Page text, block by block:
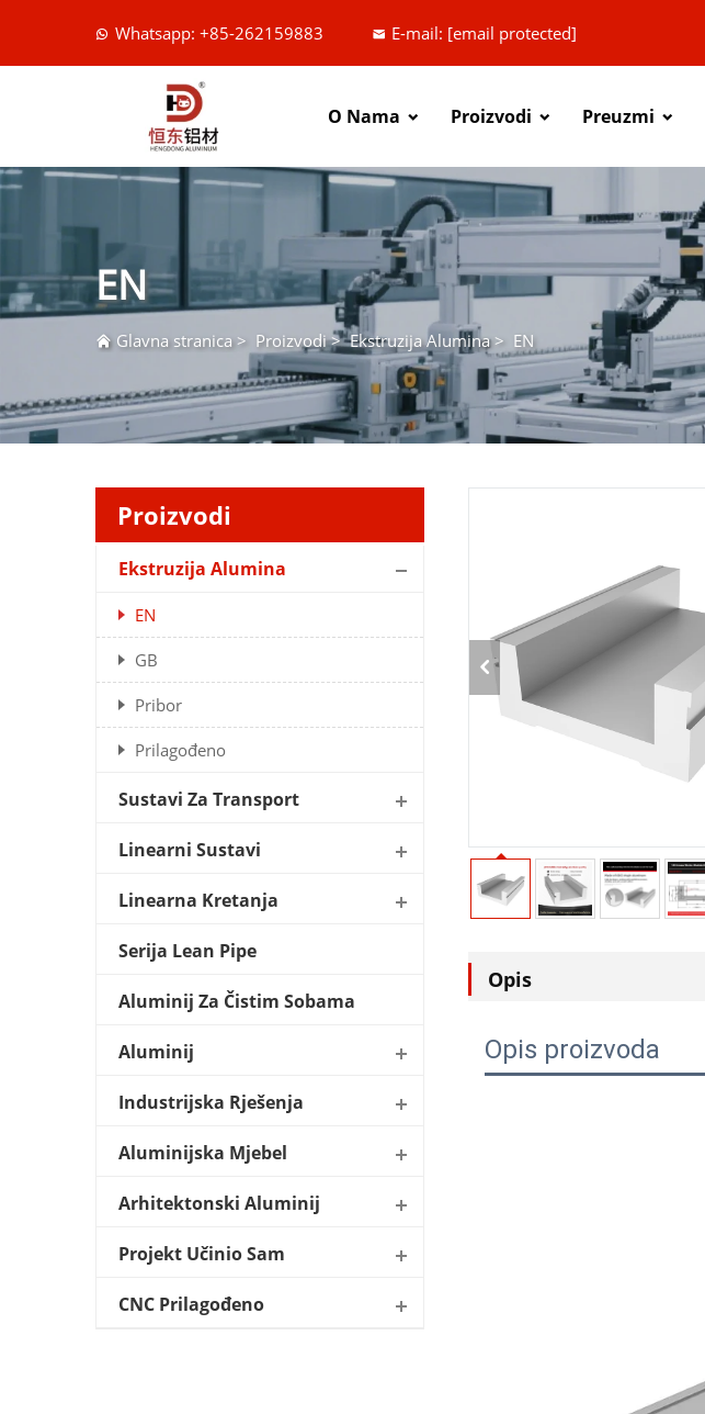
Whatsapp: +85-262159883 E-mail: [email protected]
O Nama Proizvodi Preuzmi
EN
Glavna stranica> Proizvodi>Ekstruzija Alumina> EN
Proizvodi
Ekstruzija Alumina
EN
GB
Pribor
Prilagođeno
Sustavi Za Transport
Linearni Sustavi
Linearna Kretanja
Serija Lean Pipe
Aluminij Za Čistim Sobama
Aluminij
Industrijska Rješenja
Aluminijska Mjebel
Arhitektonski Aluminij
Projekt Učinio Sam
CNC Prilagođeno
Opis
Opis proizvoda